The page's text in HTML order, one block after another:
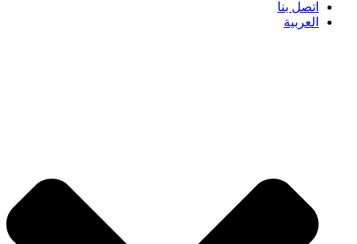
اتصل بنا
العربية